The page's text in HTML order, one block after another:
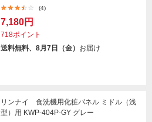
(4)
7,180円
718ポイント
送料無料、8月7日（金） お届け
リンナイ 食洗機用化粧パネル ミドル（浅
型）用 KWP-404P-GY グレー